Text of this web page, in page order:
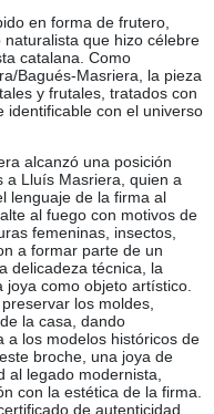
en forma de frutero,
que hizo célebre
catalana. Como
Bagués-Masriera, la pieza
y frutales, tratados con
identificable con el universo
alcanzó una posición
a Lluís Masriera, quien a
lenguaje de la firma al
al fuego con motivos de
femeninas, insectos,
a formar parte de un
delicadeza técnica, la
joya como objeto artístico.
los moldes,
la casa, dando
a los modelos históricos de
broche, una joya de
al legado modernista,
con la estética de la firma.
de autenticidad,